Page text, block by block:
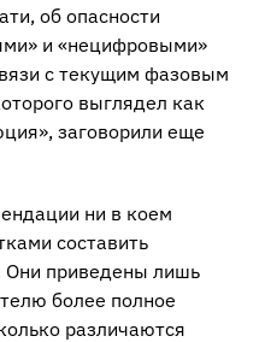
об опасности
и «нецифровыми»
с текущим фазовым
выглядел как
заговорили еще
ни в коем
составить
Они приведены лишь
более полное
различаются